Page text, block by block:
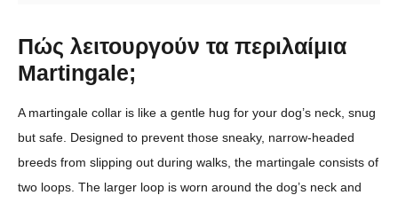
Πώς λειτουργούν τα περιλαίμια
Martingale;
A martingale collar is like a gentle hug for your dog’s neck, snug
but safe. Designed to prevent those sneaky, narrow-headed
breeds from slipping out during walks, the martingale consists of
two loops. The larger loop is worn around the dog’s neck and